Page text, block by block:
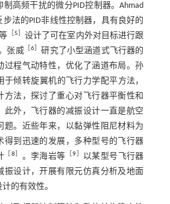
制高频干扰的微分PID控制器。Ahmad
步法的PID非线性控制器，具有良好的
5
设计了可在室内外对目标进行跟
张威［ 6］研究了小型涵道式飞行器的
过程气动特性，优化了涵道布局。孙
于倾转旋翼机的飞行力学配平方法，
方法，探讨了重心对飞行器平衡性和
此外，飞行器的减振设计一直是航空
题。近些年来，以黏弹性阻尼材料为
得到迅速的发展，多种型号的飞行器
8 。李海岩等 ［9
以某型号飞行器
振设计，开展有限元仿真分析及地面
的有效性。